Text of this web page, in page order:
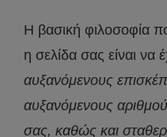
Η βασική φιλοσοφία
η σελίδα σας είναι να
αυξανόμενους
αυξανόμενους
σας, καθώς και